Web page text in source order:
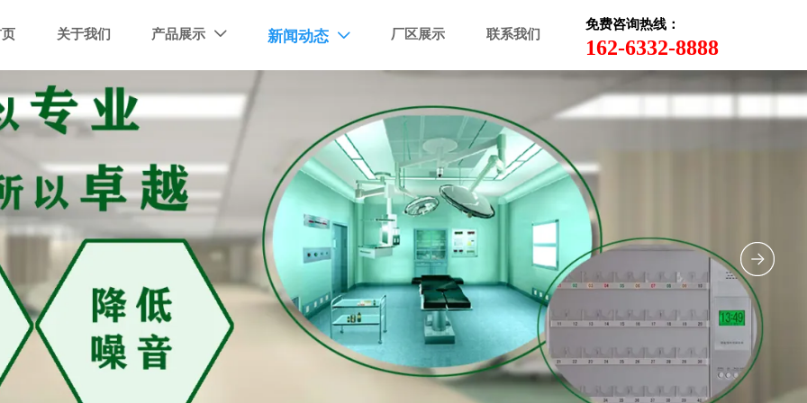
关于我们 产品展示  新闻动态  厂区展示 联系我们
免费咨询热线：
162-6332-8888